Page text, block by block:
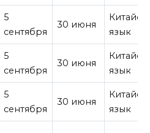
5
сентября
30 июня
язык
5
сентября
30 июня
язык
5
сентября
30 июня
язык